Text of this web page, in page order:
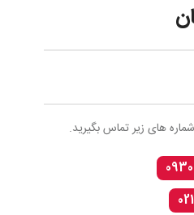
های زیر تماس بگیرید.